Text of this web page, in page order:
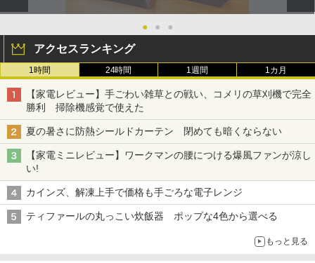
● ● ●
アクセスランキング
1時間 24時間 1週間 1カ月
【家電レビュー】手ごわい雑草との戦い、コメリの草刈機で完全
勝利 掃除機感覚で使えた
夏の暑さに防熱シールドカーテン 閉めても暗くならない
【家電ミニレビュー】ワークマンの腰につける爆風ファンが涼し
い!
カインズ、解凍上手で価格も手ごろな電子レンジ
ティファールの丸っこい炊飯器 ポップな4色から選べる
もっと見る